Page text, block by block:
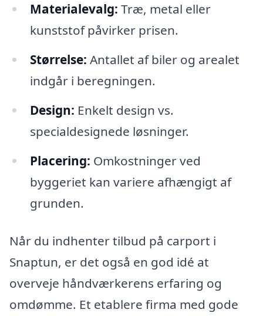
Materialevalg: Træ, metal eller
kunststof påvirker prisen.
Størrelse: Antallet af biler og arealet
indgår i beregningen.
Design: Enkelt design vs.
specialdesignede løsninger.
Placering: Omkostninger ved
byggeriet kan variere afhængigt af
grunden.
Når du indhenter tilbud på carport i
Snaptun, er det også en god idé at
overveje håndværkerens erfaring og
omdømme. Et etablere firma med gode